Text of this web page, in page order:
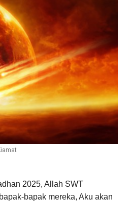
2025, Allah SWT
bapak mereka, Aku akan